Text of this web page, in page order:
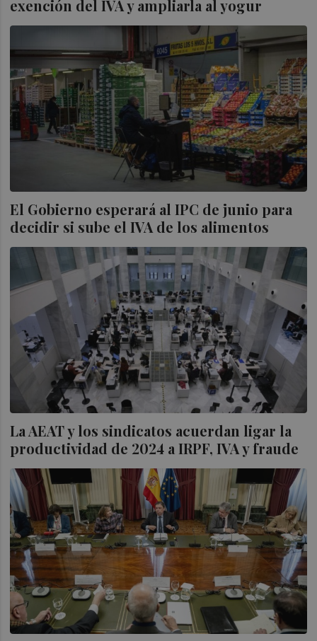
exención del IVA y ampliarla al yogur
El Gobierno esperará al IPC de junio para
decidir si sube el IVA de los alimentos
La AEAT y los sindicatos acuerdan ligar la
productividad de 2024 a IRPF, IVA y fraude